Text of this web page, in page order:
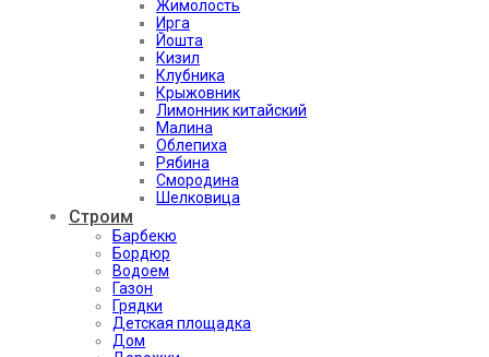
Жимолость
Ирга
Йошта
Кизил
Клубника
Крыжовник
Лимонник китайский
Малина
Облепиха
Рябина
Смородина
Шелковица
Строим
Барбекю
Бордюр
Водоем
Газон
Грядки
Детская площадка
Дом